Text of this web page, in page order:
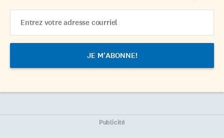
Address
Publicité